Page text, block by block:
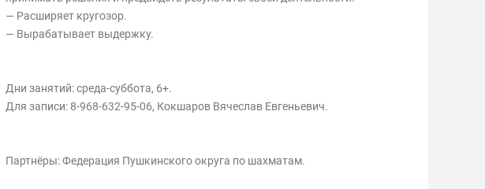
— Расширяет кругозор.
— Вырабатывает выдержку.
Дни занятий: среда-суббота, 6+.
Для записи: 8-968-632-95-06, Кокшаров Вячеслав Евгеньевич.
Партнёры: Федерация Пушкинского округа по шахматам.